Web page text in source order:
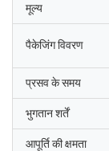
मूल्य
पैकेजिंग विवरण
प्रसव के समय
भुगतान शर्तें
आपूर्ति की क्षमता